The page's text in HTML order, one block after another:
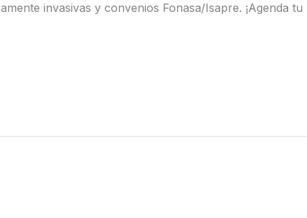
invasivas y convenios Fonasa/Isapre. ¡Agenda tu